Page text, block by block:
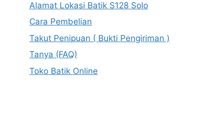
Alamat Lokasi Batik S128 Solo
Cara Pembelian
Takut Penipuan ( Bukti Pengiriman )
Tanya (FAQ)
Toko Batik Online